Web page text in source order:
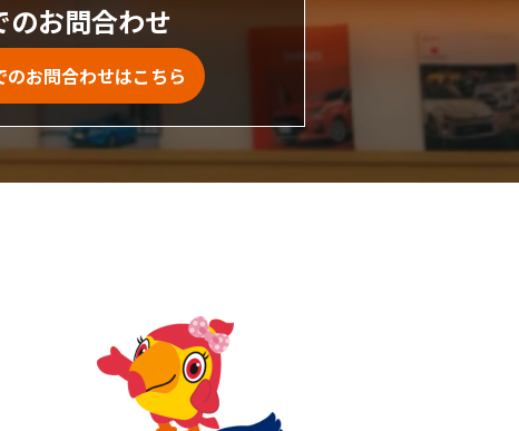
のお問合わせ
のお問合わせはこちら